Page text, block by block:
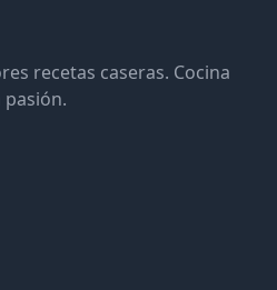
recetas caseras. Cocina